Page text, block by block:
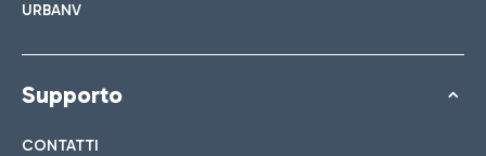
URBANV
Supporto
CONTATTI